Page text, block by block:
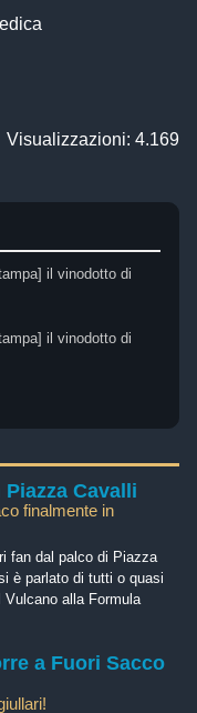
Visualizzazioni: 4.169
il vinodotto di
il vinodotto di
Cavalli
finalmente in
fan dal palco di Piazza
è parlato di tutti o quasi
alla Formula
a Fuori Sacco